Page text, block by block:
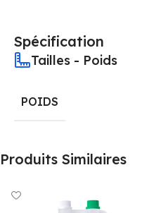
Spécification
Tailles - Poids
POIDS
Produits Similaires